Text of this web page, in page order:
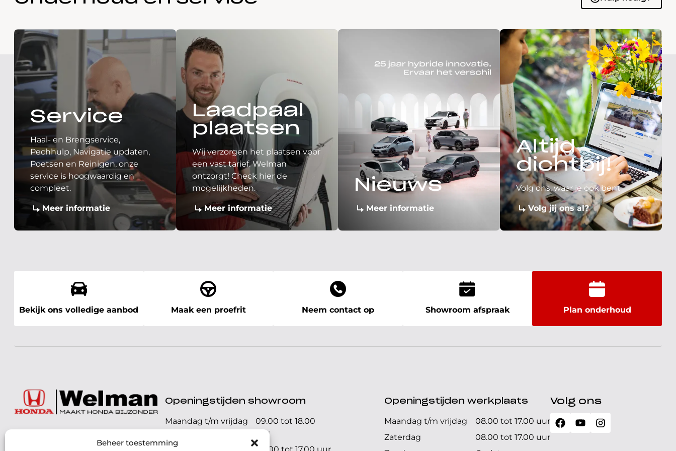
Beheer toestemming
Service
Haal- en Brengservice,
Pechhulp, Navigatie updaten,
Poetsen en Reinigen, onze
service is hoogwaardig en
compleet.
Meer informatie
Laadpaal
plaatsen
Wij verzorgen het plaatsen voor
een vast tarief. Welman
ontzorgt! Check hier de
mogelijkheden.
Meer informatie
Nieuws
Meer informatie
Altijd
dichtbij!
Volg ons, waar je ook bent
Volg jij ons al?
Bekijk ons volledige aanbod Maak een proefrit Neem contact op Showroom afspraak Plan onderhoud
072 - 57 16 9 40
Openingstijden showroom
Maandag t/m vrijdag
09.00 tot 18.00
uur
Openingstijden werkplaats
Maandag t/m vrijdag
08.00 tot 17.00 uur
Zaterdag
08.00 tot 17.00 uur
Volg ons